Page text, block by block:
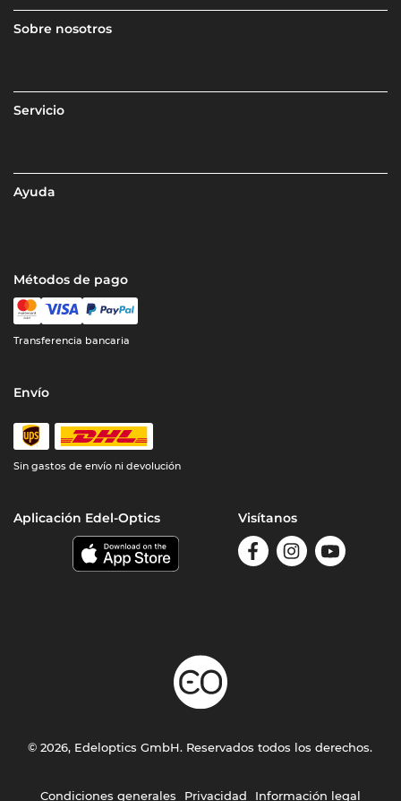
Sobre nosotros
Servicio
Ayuda
Métodos de pago
Transferencia bancaria
Envío
Sin gastos de envío ni devolución
Aplicación Edel-Optics Visítanos
Condiciones generales Privacidad Información legal
© 2026, Edeloptics GmbH. Reservados todos los derechos.